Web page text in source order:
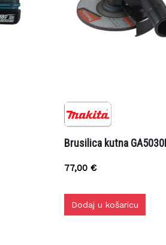
Brusilica kutna GA5030R
77,00€
Dodaj u košaricu